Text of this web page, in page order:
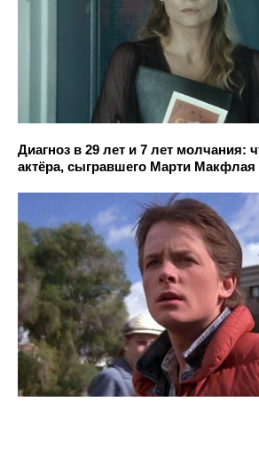
Диагноз в 29 лет и 7 лет молчания:
актёра, сыгравшего Марти Макфлая